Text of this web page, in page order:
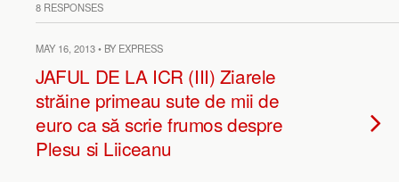
8 RESPONSES
MAY 16, 2013 • BY EXPRESS
JAFUL DE LA ICR (III) Ziarele
străine primeau sute de mii de
euro ca să scrie frumos despre
Plesu si Liiceanu